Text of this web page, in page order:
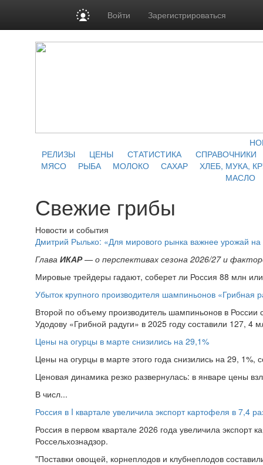
Войти Зарегистрироваться
РЕЛИЗЫ
ЦЕНЫ СТАТИСТИКА
СПРАВОЧНИКИ
МЯСО
РЫБА МОЛОКО САХАР
ХЛЕБ, МУКА,
МАСЛО
Свежие грибы
Новости и события
Дмитрий Рылько: «Для мирового рынка важнее урожай
Глава ИКАР— о перспективах сезона 2026/27 и
Мировые трейдеры гадают, соберет ли Россия 88 млн
Убыток крупного производителя шампиньонов «Грибная
Второй по объему производитель шампиньонов в России
Удодову «Грибной радуги» в 2025 году составили 127, 4
Цены на огурцы в марте снизились на 29,1%
Цены на огурцы в марте этого года снизились на 29, 1%,
Ценовая динамика резко развернулась: в январе цены
В числ...
Россия в I квартале увеличила экспорт картофеля в 7,4
Россия в первом квартале 2026 года увеличила
Россельхознадзор.
"Поставки овощей, корнеплодов и клубнеплодов